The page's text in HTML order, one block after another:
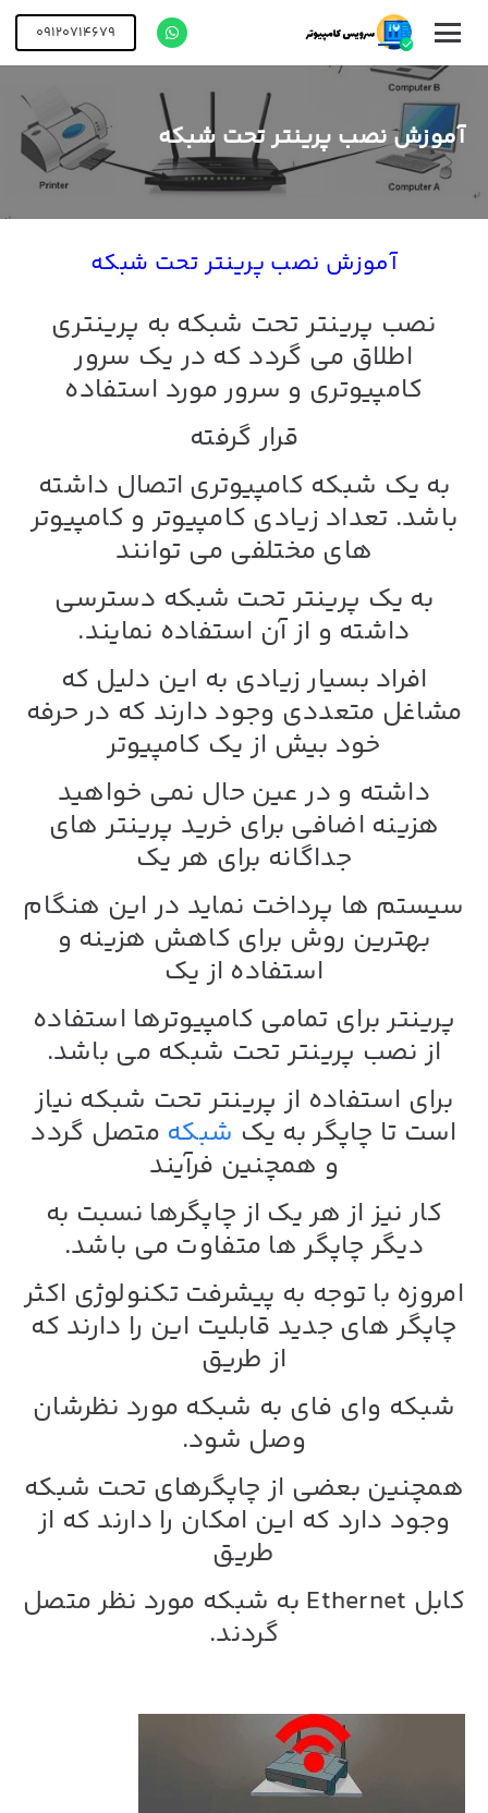
09120714679
آموزش نصب پرینتر تحت شبکه
آموزش نصب پرینتر تحت شبکه
نصب پرینتر تحت شبکه به پرینتری
اطلاق می گردد که در یک سرور
کامپیوتری و سرور مورد استفاده
قرار گرفته
به یک شبکه کامپیوتری اتصال داشته
باشد. تعداد زیادی کامپیوتر و کامپیوتر
های مختلفی می توانند
به یک پرینتر تحت شبکه دسترسی
داشته و از آن استفاده نمایند.
افراد بسیار زیادی به این دلیل که
مشاغل متعددی وجود دارند که در حرفه
خود بیش از یک کامپیوتر
داشته و در عین حال نمی خواهید
هزینه اضافی برای خرید پرینتر های
جداگانه برای هر یک
سیستم ها پرداخت نماید در این هنگام
بهترین روش برای کاهش هزینه و
استفاده از یک
پرینتر برای تمامی کامپیوترها استفاده
از نصب پرینتر تحت شبکه می باشد.
برای استفاده از پرینتر تحت شبکه نیاز
است تا چاپگر به یک شبکه متصل گردد
و همچنین فرآیند
کار نیز از هر یک از چاپگرها نسبت به
دیگر چاپگر ها متفاوت می باشد.
امروزه با توجه به پیشرفت تکنولوژی اکثر
چاپگر های جدید قابلیت این را دارند که
از طریق
شبکه وای فای به شبکه مورد نظرشان
وصل شود.
همچنین بعضی از چاپگرهای تحت شبکه
وجود دارد که این امکان را دارند که از
طریق
کابل Ethernet به شبکه مورد نظر متصل
گردند.